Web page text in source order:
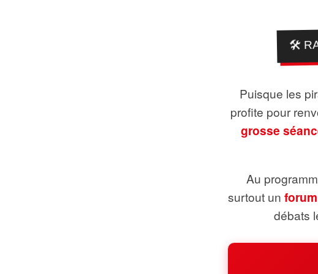
🛠️
Puisque les
profite pour
grosse
Au
surtout un
débats